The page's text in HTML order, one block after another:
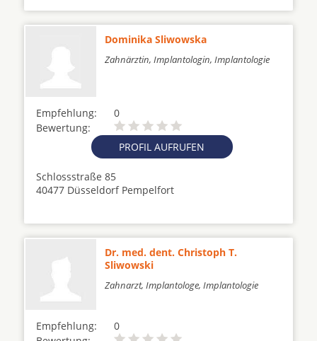
Dominika Sliwowska
Zahnärztin, Implantologin, Implantologie
Empfehlung:
0
Bewertung:
PROFIL AUFRUFEN
Schlossstraße 85
40477 Düsseldorf Pempelfort
Dr. med. dent. Christoph T.
Sliwowski
Zahnarzt, Implantologe, Implantologie
Empfehlung:
0